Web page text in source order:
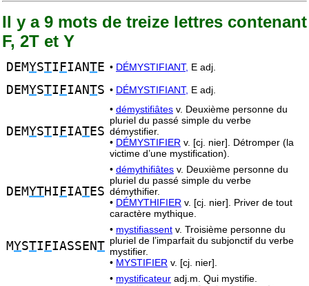
Il y a 9 mots de treize lettres contenant
F, 2T et Y
DEMYSTI FIANTE • DÉMYSTIFIANT, E adj.
DEMYSTI FIANTS • DÉMYSTIFIANT, E adj.
DEMYSTI FIATES
• démystifiâtes v. Deuxième personne du
pluriel du passé simple du verbe
démystifier.
• DÉMYSTIFIER v. [cj. nier]. Détromper (la
victime d’une mystification).
DEMYTHI FIATES
• démythifiâtes v. Deuxième personne du
pluriel du passé simple du verbe
démythifier.
• DÉMYTHIFIER v. [cj. nier]. Priver de tout
caractère mythique.
MYSTI FIASSENT
• mystifiassent v. Troisième personne du
pluriel de l’imparfait du subjonctif du verbe
mystifier.
• MYSTIFIER v. [cj. nier].
• mystificateur adj.m. Qui mystifie.